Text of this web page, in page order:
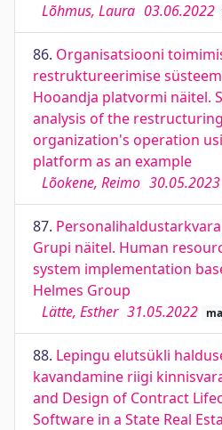
Lõhmus, Laura 03.06.2022
86. Organisatsiooni
restruktureerimise
Hooandja platvormi näitel.
analysis of the
organization's operation
platform as an example
Lõokene, Reimo 30.05.2023
87.
Grupi näitel. Human
system implementation
Helmes Group
Lätte, Esther 31.05.2022
88. Lepingu elutsükli
kavandamine riigi
and Design of Contract
Software in a State Real